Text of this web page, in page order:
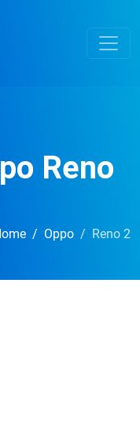
Reno
Oppo Reno 2